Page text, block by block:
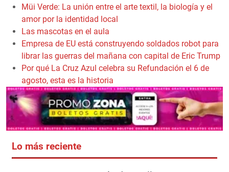
Müi Verde: La unión entre el arte textil, la biología y el
amor por la identidad local
Las mascotas en el aula
Empresa de EU está construyendo soldados robot para
librar las guerras del mañana con capital de Eric Trump
Por qué La Cruz Azul celebra su Refundación el 6 de
agosto, esta es la historia
Lo más reciente